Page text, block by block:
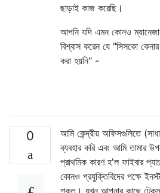
ছাড়াই কাজ করেছি।
আপনি যদি এমন কোনও
বিশ্বাস করেন যে "সিসকো
করা হয়নি" -
0
আমি কেন্দ্রীয় অফিসগুলিতে
ব্যবহার করি এবং আমি তামার
প্রাথমিক কারণ হ'ল ফাইবার
কোনও প্রযুক্তিবিদের পক্ষে
শক্ত। যখন আপনার কাছে টেকস